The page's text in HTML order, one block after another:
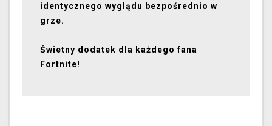
identycznego wyglądu bezpośrednio w
grze.
Świetny dodatek dla każdego fana
Fortnite!